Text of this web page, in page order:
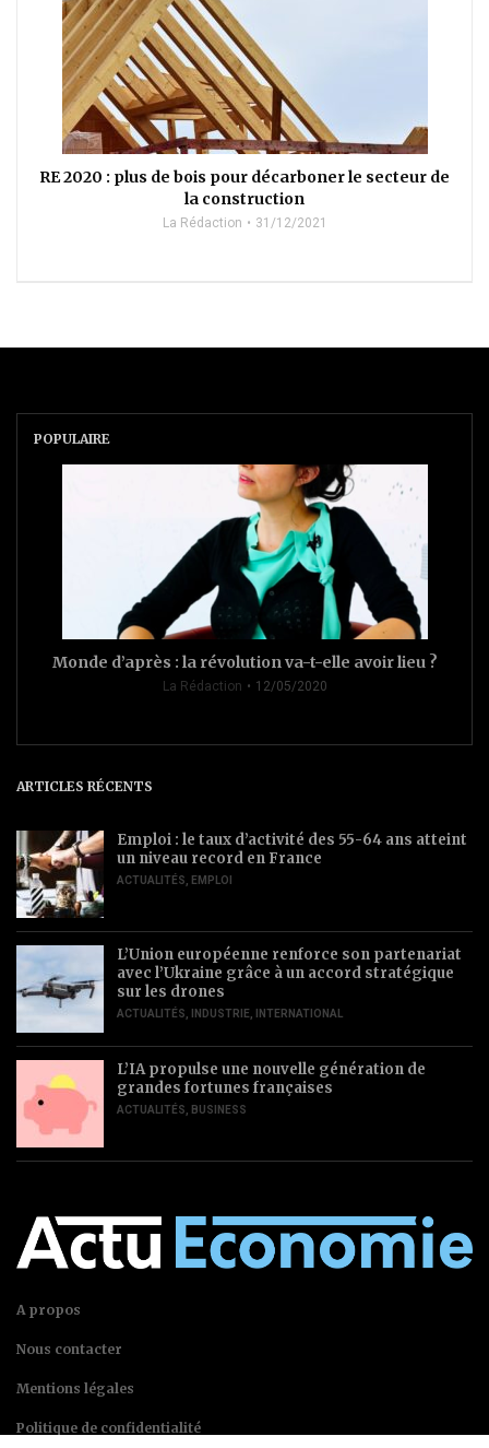
RE 2020 : plus de bois pour décarboner le secteur de
la construction
La Rédaction 31/12/2021
POPULAIRE
Monde d’après : la révolution va-t-elle avoir lieu ?
La Rédaction 12/05/2020
ARTICLES RÉCENTS
Emploi : le taux d’activité des 55-64 ans atteint
un niveau record en France
ACTUALITÉS EMPLOI
L’Union européenne renforce son partenariat
avec l’Ukraine grâce à un accord stratégique
sur les drones
ACTUALITÉS INDUSTRIE INTERNATIONAL
L’IA propulse une nouvelle génération de
grandes fortunes françaises
ACTUALITÉS BUSINESS
A propos
Nous contacter
Mentions légales
Politique de confidentialité